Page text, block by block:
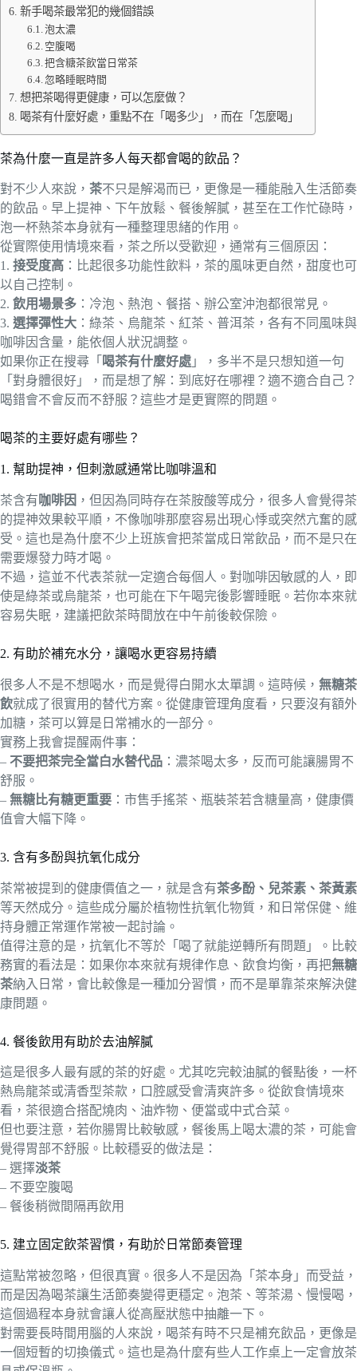
新手喝茶最常犯的幾個錯誤
泡太濃
空腹喝
把含糖茶飲當日常茶
忽略睡眠時間
想把茶喝得更健康，可以怎麼做？
喝茶有什麼好處，重點不在「喝多少」，而在「怎麼喝」
茶為什麼一直是許多人每天都會喝的飲品？
對不少人來說， 茶不只是解渴而已，更像是一種能融入生活節奏
的飲品。早上提神、下午放鬆、餐後解膩，甚至在工作忙碌時，
泡一杯熱茶本身就有一種整理思緒的作用。
從實際使用情境來看，茶之所以受歡迎，通常有三個原因：
1. 接受度高 ：比起很多功能性飲料，茶的風味更自然，甜度也可
以自己控制。
2. 飲用場景多 ：冷泡、熱泡、餐搭、辦公室沖泡都很常見。
3. 選擇彈性大 ：綠茶、烏龍茶、紅茶、普洱茶，各有不同風味與
咖啡因含量，能依個人狀況調整。
如果你正在搜尋「 喝茶有什麼好處 」，多半不是只想知道一句
「對身體很好」，而是想了解：到底好在哪裡？適不適合自己？
喝錯會不會反而不舒服？這些才是更實際的問題。
喝茶的主要好處有哪些？
1. 幫助提神，但刺激感通常比咖啡溫和
茶含有咖啡因 ，但因為同時存在茶胺酸等成分，很多人會覺得茶
的提神效果較平順，不像咖啡那麼容易出現心悸或突然亢奮的感
受。這也是為什麼不少上班族會把茶當成日常飲品，而不是只在
需要爆發力時才喝。
不過，這並不代表茶就一定適合每個人。對咖啡因敏感的人，即
使是綠茶或烏龍茶，也可能在下午喝完後影響睡眠。若你本來就
容易失眠，建議把飲茶時間放在中午前後較保險。
2. 有助於補充水分，讓喝水更容易持續
很多人不是不想喝水，而是覺得白開水太單調。這時候， 無糖茶
飲就成了很實用的替代方案。從健康管理角度看，只要沒有額外
加糖，茶可以算是日常補水的一部分。
實務上我會提醒兩件事：
– 不要把茶完全當白水替代品 ：濃茶喝太多，反而可能讓腸胃不
舒服。
– 無糖比有糖更重要 ：市售手搖茶、瓶裝茶若含糖量高，健康價
值會大幅下降。
3. 含有多酚與抗氧化成分
茶常被提到的健康價值之一，就是含有茶多酚、兒茶素、茶黃素
等天然成分。這些成分屬於植物性抗氧化物質，和日常保健、維
持身體正常運作常被一起討論。
值得注意的是，抗氧化不等於「喝了就能逆轉所有問題」。比較
務實的看法是：如果你本來就有規律作息、飲食均衡，再把無糖
茶納入日常，會比較像是一種加分習慣，而不是單靠茶來解決健
康問題。
4. 餐後飲用有助於去油解膩
這是很多人最有感的茶的好處。尤其吃完較油膩的餐點後，一杯
熱烏龍茶或清香型茶款，口腔感受會清爽許多。從飲食情境來
看，茶很適合搭配燒肉、油炸物、便當或中式合菜。
但也要注意，若你腸胃比較敏感，餐後馬上喝太濃的茶，可能會
覺得胃部不舒服。比較穩妥的做法是：
– 選擇淡茶
– 不要空腹喝
– 餐後稍微間隔再飲用
5. 建立固定飲茶習慣，有助於日常節奏管理
這點常被忽略，但很真實。很多人不是因為「茶本身」而受益，
而是因為喝茶讓生活節奏變得更穩定。泡茶、等茶湯、慢慢喝，
這個過程本身就會讓人從高壓狀態中抽離一下。
對需要長時間用腦的人來說，喝茶有時不只是補充飲品，更像是
一個短暫的切換儀式。這也是為什麼有些人工作桌上一定會放茶